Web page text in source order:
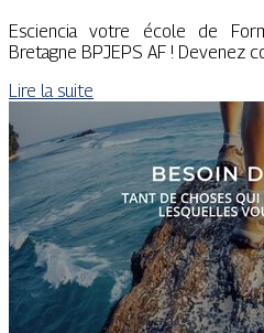
Esciencia votre école de
Bretagne BPJEPS AF ! Devenez
Lire la suite